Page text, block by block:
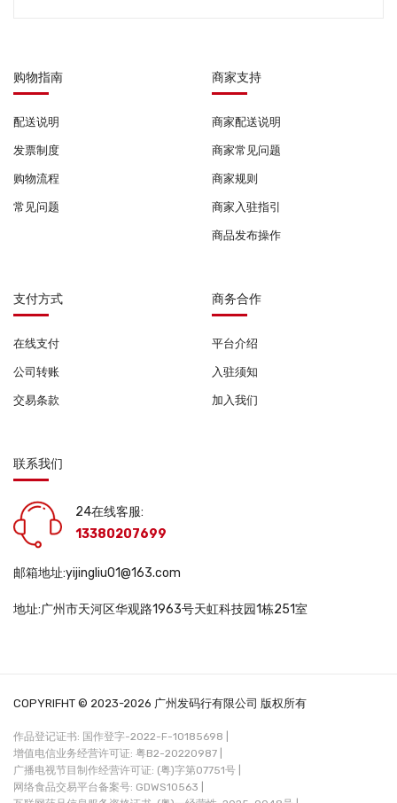
购物指南
配送说明
发票制度
购物流程
常见问题
商家支持
商家配送说明
商家常见问题
商家规则
商家入驻指引
商品发布操作
支付方式
在线支付
公司转账
交易条款
商务合作
平台介绍
入驻须知
加入我们
联系我们
24在线客服:
13380207699
邮箱地址:yijingliu01@163.com
地址:广州市天河区华观路1963号天虹科技园1栋251室
COPYRIFHT © 2023-2026 广州发码行有限公司 版权所有
作品登记证书: 国作登字-2022-F-10185698 |
增值电信业务经营许可证: 粤B2-20220987 |
广播电视节目制作经营许可证: (粤)字第07751号 |
网络食品交易平台备案号: GDWS10563 |